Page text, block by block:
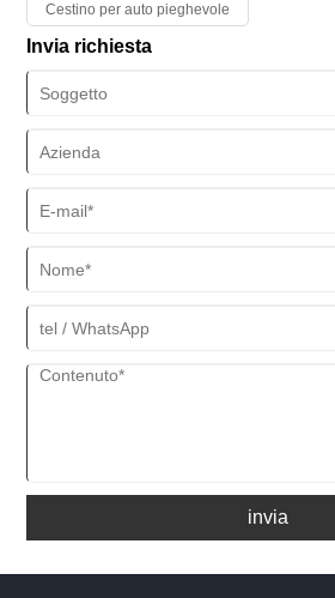
Cestino per auto pieghevole
Invia richiesta
invia